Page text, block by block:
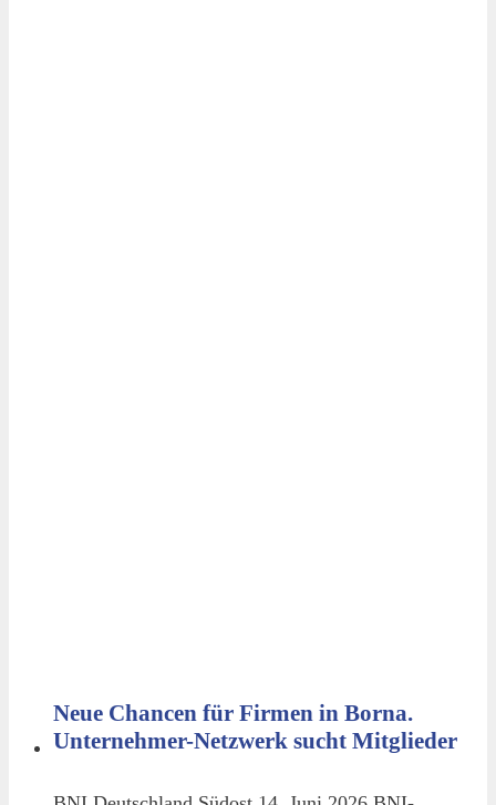
Neue Chancen für Firmen in Borna.
Unternehmer-Netzwerk sucht Mitglieder